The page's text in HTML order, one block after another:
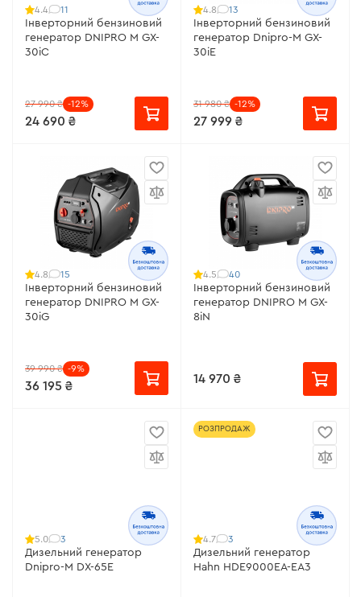
4.4 11
Інверторний бензиновий
генератор DNIPRO M GX-
30iC
27 990 ₴ -12%
24 690 ₴
4.8 13
Інверторний бензиновий
генератор Dnipro-M GX-
30iЕ
31 980 ₴ -12%
27 999 ₴
4.8 15
Інверторний бензиновий
генератор DNIPRO M GX-
30iG
39 990 ₴ -9%
36 195 ₴
4.5 40
Інверторний бензиновий
генератор DNIPRO M GX-
8iN
14 970 ₴
5.0 3
Дизельний генератор
Dnipro-M DX-65E
РОЗПРОДАЖ
4.7 3
Дизельний генератор
Hahn HDE9000EA-EA3